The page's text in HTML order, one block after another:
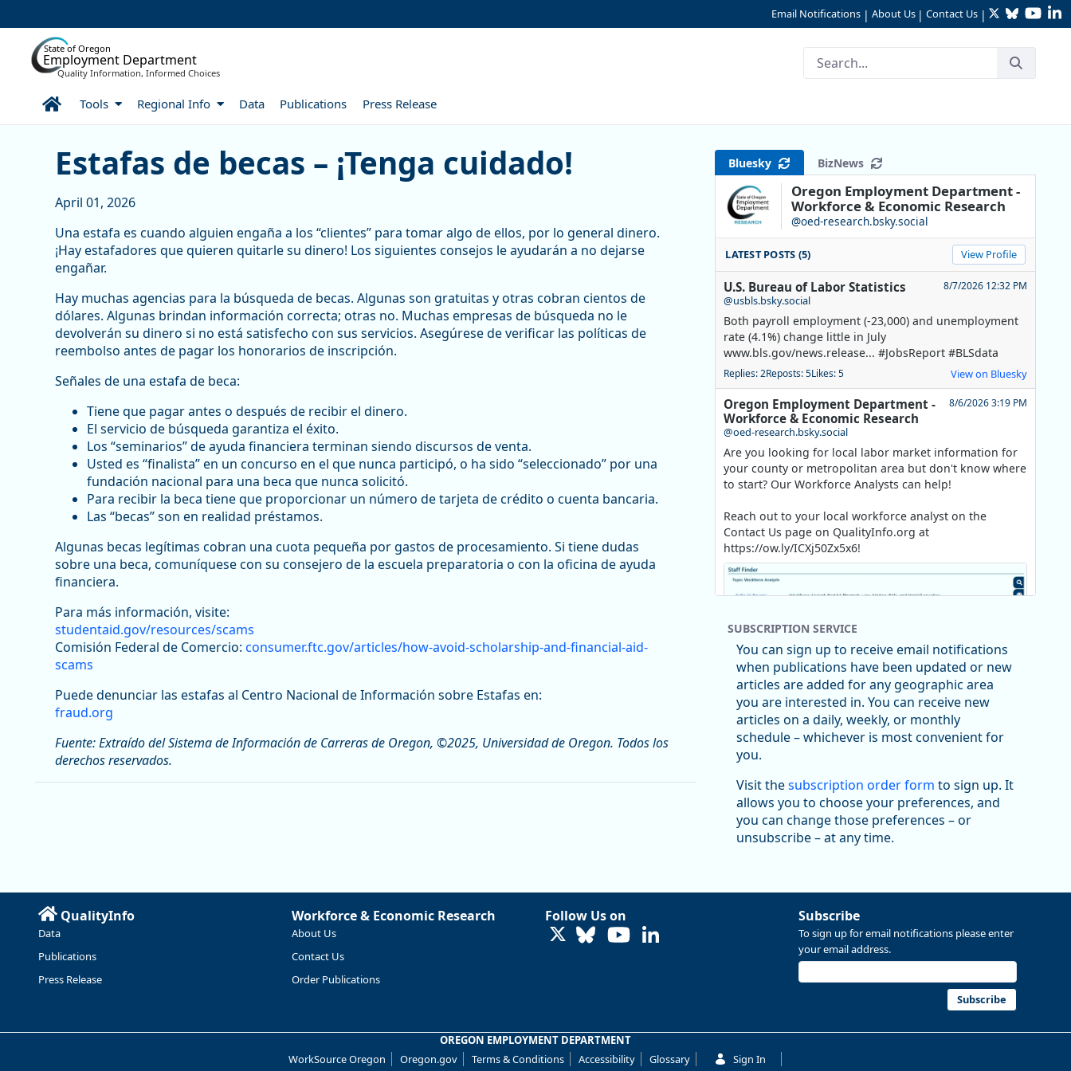
Email Notifications | About Us | Contact Us | TwitterBluesky
State of Oregon
Employment Department
Quality Information, Informed Choices
HomeTools Regional Info Data Publications Press Release
Estafas de becas – ¡Tenga cuidado!
Estafas de becas – ¡Tenga cuidado!
April 01, 2026
Una estafa es cuando alguien engaña a los “clientes” para tomar algo de ellos, por lo general dinero.
¡Hay estafadores que quieren quitarle su dinero! Los siguientes consejos le ayudarán a no dejarse
engañar.
Hay muchas agencias para la búsqueda de becas. Algunas son gratuitas y otras cobran cientos de
dólares. Algunas brindan información correcta; otras no. Muchas empresas de búsqueda no le
devolverán su dinero si no está satisfecho con sus servicios. Asegúrese de verificar las políticas de
reembolso antes de pagar los honorarios de inscripción.
Señales de una estafa de beca:
Tiene que pagar antes o después de recibir el dinero.
El servicio de búsqueda garantiza el éxito.
Los “seminarios” de ayuda financiera terminan siendo discursos de venta.
Usted es “finalista” en un concurso en el que nunca participó, o ha sido “seleccionado” por una
fundación nacional para una beca que nunca solicitó.
Para recibir la beca tiene que proporcionar un número de tarjeta de crédito o cuenta bancaria.
Las “becas” son en realidad préstamos.
Algunas becas legítimas cobran una cuota pequeña por gastos de procesamiento. Si tiene dudas
sobre una beca, comuníquese con su consejero de la escuela preparatoria o con la oficina de ayuda
financiera.
Para más información, visite:
studentaid.gov/resources/scams
Comisión Federal de Comercio: consumer.ftc.gov/articles/how-avoid-scholarship-and-financial-aid-
scams
Puede denunciar las estafas al Centro Nacional de Información sobre Estafas en:
fraud.org
Fuente: Extraído del Sistema de Información de Carreras de Oregon, ©2025, Universidad de Oregon. Todos los
derechos reservados.
Bluesky BizNews
Oregon Employment Department -
Workforce & Economic Research
@oed-research.bsky.social
LATEST POSTS (5) View Profile
U.S. Bureau of Labor Statistics
@usbls.bsky.social
8/7/2026 12:32 PM
Both payroll employment (-23,000) and unemployment
rate (4.1%) change little in July
www.bls.gov/news.release... #JobsReport #BLSdata
Replies: 2Reposts: 5Likes: 5 View on Bluesky
Oregon Employment Department -
Workforce & Economic Research
@oed-research.bsky.social
8/6/2026 3:19 PM
Are you looking for local labor market information for
your county or metropolitan area but don't know where
to start? Our Workforce Analysts can help!
Reach out to your local workforce analyst on the
Contact Us page on QualityInfo.org at
https://ow.ly/ICXj50Zx5x6!
Replies: 0Reposts: 1 Likes: 1 View on Bluesky
Oregon Employment Department -
@oed-research.bsky.social
Oregon has recently suffered relatively sharp declines
in manufacturing since January 2019. Though there had
been substantial recovery through 2022, employment
https://ow.ly/ZNf850ZwFPG
SUBSCRIPTION SERVICE
You can sign up to receive email notifications
when publications have been updated or new
articles are added for any geographic area
you are interested in. You can receive new
articles on a daily, weekly, or monthly
schedule – whichever is most convenient for
you.
Visit thesubscription order form to sign up. It
allows you to choose your preferences, and
you can change those preferences – or
unsubscribe – at any time.
QualityInfo
Data
Publications
Press Release
Workforce & Economic Research
About Us
Contact Us
Order Publications
Follow Us on
LinkedIn
Subscribe
To sign up for email notifications please enter
your email address.
Subscribe
OREGON EMPLOYMENT DEPARTMENT
WorkSource Oregon
Oregon.gov Terms & Conditions Accessibility Glossary Sign In